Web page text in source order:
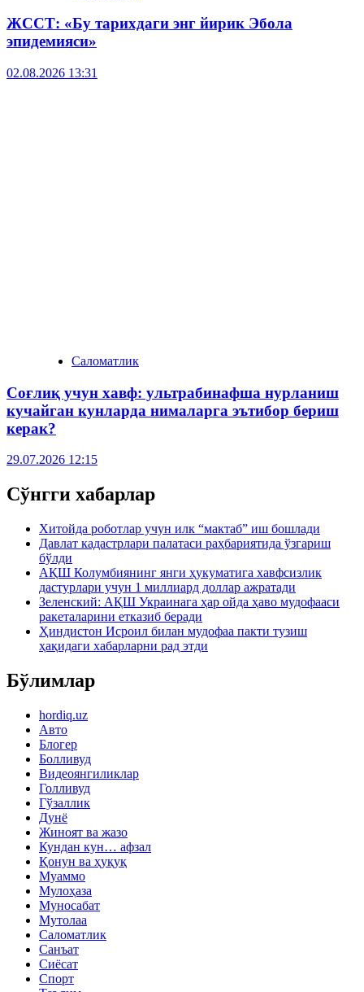
ЖССТ: «Бу тарихдаги энг йирик Эбола
эпидемияси»
02.08.2026 13:31
Саломатлик
Соғлиқ учун хавф: ультрабинафша нурланиш
кучайган кунларда нималарга эътибор бериш
керак?
29.07.2026 12:15
Сўнгги хабарлар
Хитойда роботлар учун илк “мактаб” иш бошлади
Давлат кадастрлари палатаси раҳбариятида ўзгариш
бўлди
АҚШ Колумбиянинг янги ҳукуматига хавфсизлик
дастурлари учун 1 миллиард доллар ажратади
Зеленский: АҚШ Украинага ҳар ойда ҳаво мудофааси
ракеталарини етказиб беради
Ҳиндистон Исроил билан мудофаа пакти тузиш
ҳақидаги хабарларни рад этди
Бўлимлар
hordiq.uz
Авто
Блогер
Болливуд
Видеоянгиликлар
Голливуд
Гўзаллик
Дунё
Жиноят ва жазо
Кундан кун… афзал
Қонун ва ҳуқуқ
Муаммо
Мулоҳаза
Муносабат
Мутолаа
Саломатлик
Санъат
Сиёсат
Спорт